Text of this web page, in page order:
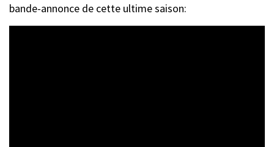
bande-annonce de cette ultime saison: